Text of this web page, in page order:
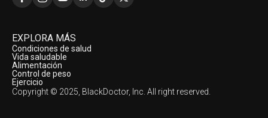
EXPLORA MÁS
Condiciones de salud
Vida saludable
Alimentación
Control de peso
Ejercicio
Copyright © 2025, BlackDoctor, Inc. All right reserved.